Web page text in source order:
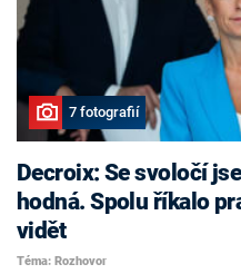
7 fotografií
Decroix: Se svoločí
hodná. Spolu říkalo
vidět
Téma: Rozhovor